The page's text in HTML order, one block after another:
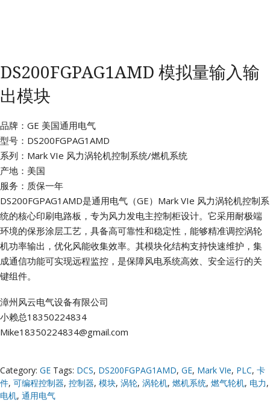
DS200FGPAG1AMD 模拟量输入输
出模块
品牌：GE 美国通用电气
型号：DS200FGPAG1AMD
系列：Mark VIe 风力涡轮机控制系统/燃机系统
产地：美国
服务：质保一年
DS200FGPAG1AMD是通用电气（GE）Mark VIe 风力涡轮机控制系
统的核心印刷电路板，专为风力发电主控制柜设计。它采用耐极端
环境的保形涂层工艺，具备高可靠性和稳定性，能够精准调控涡轮
机功率输出，优化风能收集效率。其模块化结构支持快速维护，集
成通信功能可实现远程监控，是保障风电系统高效、安全运行的关
键组件。
漳州风云电气设备有限公司
小赖总18350224834
Mike18350224834@gmail.com
Category: GE Tags: DCS, DS200FGPAG1AMD, GE, Mark VIe, PLC, 卡
件, 可编程控制器, 控制器, 模块, 涡轮, 涡轮机, 燃机系统, 燃气轮机, 电力,
电机, 通用电气